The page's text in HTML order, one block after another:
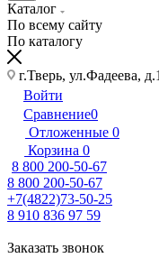
Каталог
По всему сайту
По каталогу
г.Тверь, ул.Фадеева,
Войти
Сравнение0
Отложенные 0
Корзина 0
8 800 200-50-67
8 800 200-50-67
+7(4822)73-50-25
8 910 836 97 59
Заказать звонок